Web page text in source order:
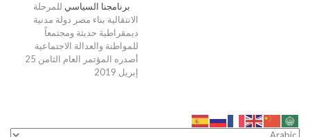
برنامجنا السياسي للمرحلة
الانتقالية بناء مصر دولة مدنية
ديمقراطية حديثة ومجتمعاً
للمواطنة والعدالة الاجتماعية
أصدره المؤتمر العام الثامن 25
إبريل 2019